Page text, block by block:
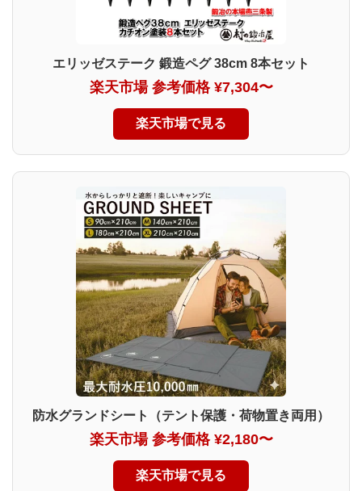
エリッゼステーク 鍛造ペグ 38cm 8本セット
楽天市場 参考価格 ¥7,304〜
楽天市場で見る
防水グランドシート（テント保護・荷物置き両用）
楽天市場 参考価格 ¥2,180〜
楽天市場で見る